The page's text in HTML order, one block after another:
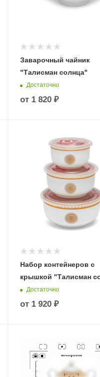
Заварочный чайник
"Талисман солнца"
Достаточно
от 1 820 ₽
Набор контейнеров с
крышкой "Талисман
Достаточно
от 1 920 ₽